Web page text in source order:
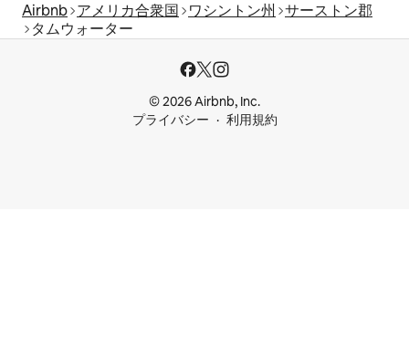
Airbnb アメリカ合衆国 ワシントン州
サーストン郡
タムウォーター
© 2026 Airbnb, Inc.
プライバシー
利用規約